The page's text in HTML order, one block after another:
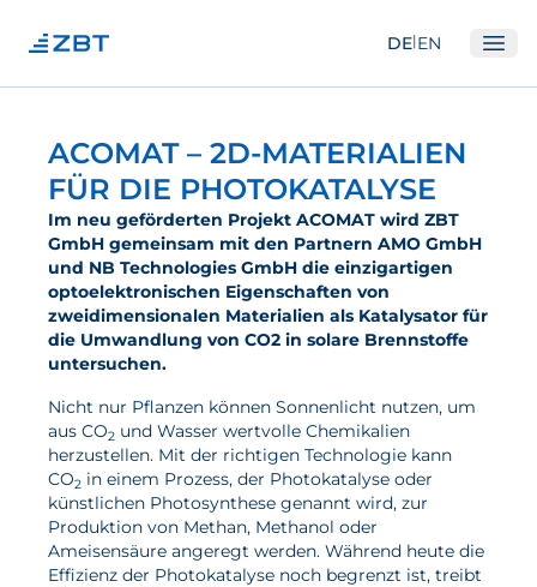
DE|EN
Über Uns
Abteilungen
Ausstattung
Gute Wissenschaftliche Praxis
Open Science und IP
Unser Netzwerk
Forschung
Brennstoffzellen
Wasserstoff
ACOMAT – 2D-MATERIALIEN
FÜR DIE PHOTOKATALYSE
Im neu geförderten Projekt ACOMAT wird ZBT
GmbH gemeinsam mit den Partnern AMO GmbH
und NB Technologies GmbH die einzigartigen
optoelektronischen Eigenschaften von
zweidimensionalen Materialien als Katalysator für
die Umwandlung von CO2 in solare Brennstoffe
untersuchen.
Nicht nur Pflanzen können Sonnenlicht nutzen, um
aus CO2 und Wasser wertvolle Chemikalien
herzustellen. Mit der richtigen Technologie kann
CO2 in einem Prozess, der Photokatalyse oder
künstlichen Photosynthese genannt wird, zur
Produktion von Methan, Methanol oder
Ameisensäure angeregt werden. Während heute die
Effizienz der Photokatalyse noch begrenzt ist, treibt